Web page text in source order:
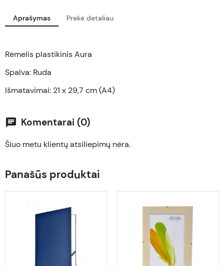
Aprašymas Prekė detaliau
Rėmelis plastikinis Aura
Spalva: Ruda
Išmatavimai: 21 x 29,7 cm (A4)
chat Komentarai (0)
Šiuo metu klientų atsiliepimų nėra.
Panašūs produktai